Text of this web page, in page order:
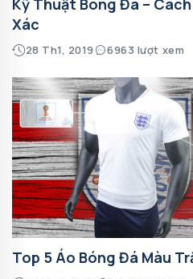
Xác
28 Th1, 2019 6963 lượt xem
Top 5 Áo Bóng Đá Màu